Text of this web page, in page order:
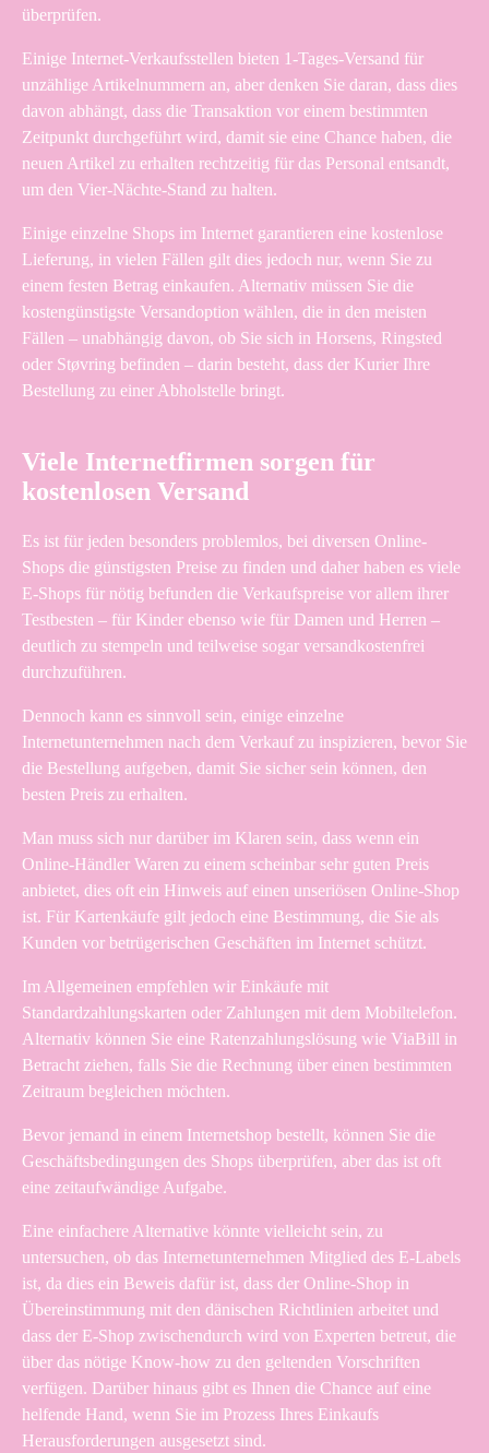
überprüfen.
Einige Internet-Verkaufsstellen bieten 1-Tages-Versand für
unzählige Artikelnummern an, aber denken Sie daran, dass dies
davon abhängt, dass die Transaktion vor einem bestimmten
Zeitpunkt durchgeführt wird, damit sie eine Chance haben, die
neuen Artikel zu erhalten rechtzeitig für das Personal entsandt,
um den Vier-Nächte-Stand zu halten.
Einige einzelne Shops im Internet garantieren eine kostenlose
Lieferung, in vielen Fällen gilt dies jedoch nur, wenn Sie zu
einem festen Betrag einkaufen. Alternativ müssen Sie die
kostengünstigste Versandoption wählen, die in den meisten
Fällen – unabhängig davon, ob Sie sich in Horsens, Ringsted
oder Støvring befinden – darin besteht, dass der Kurier Ihre
Bestellung zu einer Abholstelle bringt.
Viele Internetfirmen sorgen für
kostenlosen Versand
Es ist für jeden besonders problemlos, bei diversen Online-
Shops die günstigsten Preise zu finden und daher haben es viele
E-Shops für nötig befunden die Verkaufspreise vor allem ihrer
Testbesten – für Kinder ebenso wie für Damen und Herren –
deutlich zu stempeln und teilweise sogar versandkostenfrei
durchzuführen.
Dennoch kann es sinnvoll sein, einige einzelne
Internetunternehmen nach dem Verkauf zu inspizieren, bevor Sie
die Bestellung aufgeben, damit Sie sicher sein können, den
besten Preis zu erhalten.
Man muss sich nur darüber im Klaren sein, dass wenn ein
Online-Händler Waren zu einem scheinbar sehr guten Preis
anbietet, dies oft ein Hinweis auf einen unseriösen Online-Shop
ist. Für Kartenkäufe gilt jedoch eine Bestimmung, die Sie als
Kunden vor betrügerischen Geschäften im Internet schützt.
Im Allgemeinen empfehlen wir Einkäufe mit
Standardzahlungskarten oder Zahlungen mit dem Mobiltelefon.
Alternativ können Sie eine Ratenzahlungslösung wie ViaBill in
Betracht ziehen, falls Sie die Rechnung über einen bestimmten
Zeitraum begleichen möchten.
Bevor jemand in einem Internetshop bestellt, können Sie die
Geschäftsbedingungen des Shops überprüfen, aber das ist oft
eine zeitaufwändige Aufgabe.
Eine einfachere Alternative könnte vielleicht sein, zu
untersuchen, ob das Internetunternehmen Mitglied des E-Labels
ist, da dies ein Beweis dafür ist, dass der Online-Shop in
Übereinstimmung mit den dänischen Richtlinien arbeitet und
dass der E-Shop zwischendurch wird von Experten betreut, die
über das nötige Know-how zu den geltenden Vorschriften
verfügen. Darüber hinaus gibt es Ihnen die Chance auf eine
helfende Hand, wenn Sie im Prozess Ihres Einkaufs
Herausforderungen ausgesetzt sind.